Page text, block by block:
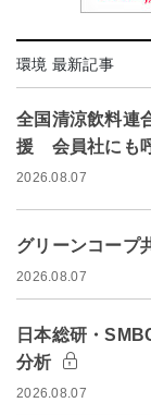
環境 最新記事
全国清涼飲料連
援 会員社にも
2026.08.07
グリーンコープ
2026.08.07
日本総研・
分析
2026.08.07